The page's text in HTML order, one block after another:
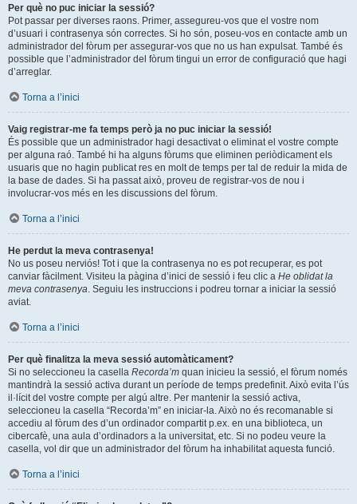
Per què no puc iniciar la sessió?
Pot passar per diverses raons. Primer, assegureu-vos que el vostre nom
d’usuari i contrasenya són correctes. Si ho són, poseu-vos en contacte amb un
administrador del fòrum per assegurar-vos que no us han expulsat. També és
possible que l’administrador del fòrum tingui un error de configuració que hagi
d’arreglar.
Torna a l’inici
Vaig registrar-me fa temps però ja no puc iniciar la sessió!
És possible que un administrador hagi desactivat o eliminat el vostre compte
per alguna raó. També hi ha alguns fòrums que eliminen periòdicament els
usuaris que no hagin publicat res en molt de temps per tal de reduir la mida de
la base de dades. Si ha passat això, proveu de registrar-vos de nou i
involucrar-vos més en les discussions del fòrum.
Torna a l’inici
He perdut la meva contrasenya!
No us poseu nerviós! Tot i que la contrasenya no es pot recuperar, es pot
canviar fàcilment. Visiteu la pàgina d’inici de sessió i feu clic a He oblidat la
meva contrasenya. Seguiu les instruccions i podreu tornar a iniciar la sessió
aviat.
Torna a l’inici
Per què finalitza la meva sessió automàticament?
Si no seleccioneu la casella Recorda’m quan inicieu la sessió, el fòrum només
mantindrà la sessió activa durant un període de temps predefinit. Això evita l’ús
il·lícit del vostre compte per algú altre. Per mantenir la sessió activa,
seleccioneu la casella “Recorda’m” en iniciar-la. Això no és recomanable si
accediu al fòrum des d’un ordinador compartit p.ex. en una biblioteca, un
cibercafè, una aula d’ordinadors a la universitat, etc. Si no podeu veure la
casella, vol dir que un administrador del fòrum ha inhabilitat aquesta funció.
Torna a l’inici